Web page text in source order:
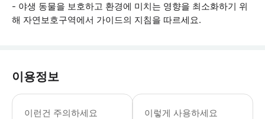
- 야생 동물을 보호하고 환경에 미치는 영향을 최소화하기 위
해 자연보호구역에서 가이드의 지침을 따르세요.
이용정보
이런건 주의하세요
투어 최소 2일 전에 여권 사본을 현지
이렇게 사용하세요